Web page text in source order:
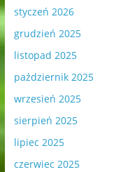
styczeń 2026
grudzień 2025
listopad 2025
październik 2025
wrzesień 2025
sierpień 2025
lipiec 2025
czerwiec 2025